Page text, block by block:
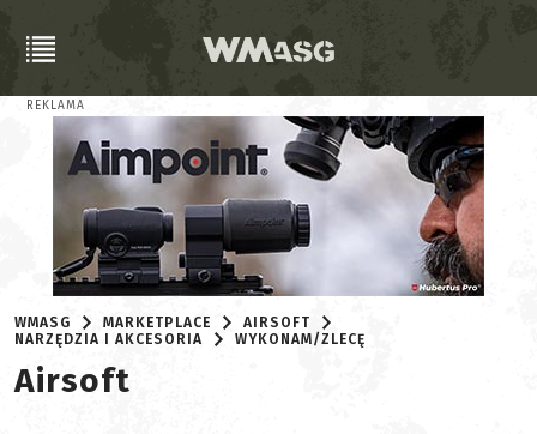
REKLAMA
WMASG MARKETPLACE
AIRSOFT
NARZĘDZIA I AKCESORIA
WYKONAM/ZLECĘ
Airsoft